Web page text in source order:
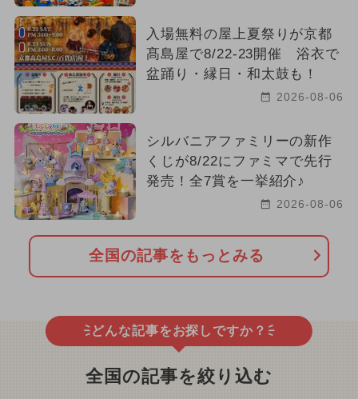
入場無料の屋上夏祭りが京都
髙島屋で8/22-23開催 浴衣で
盆踊り・縁日・和太鼓も！
2026-08-06
シルバニアファミリーの新作
くじが8/22にファミマで先行
発売！全7賞を一挙紹介♪
2026-08-06
全国の記事をもっとみる
どんな記事をお探しですか？
全国の記事を絞り込む